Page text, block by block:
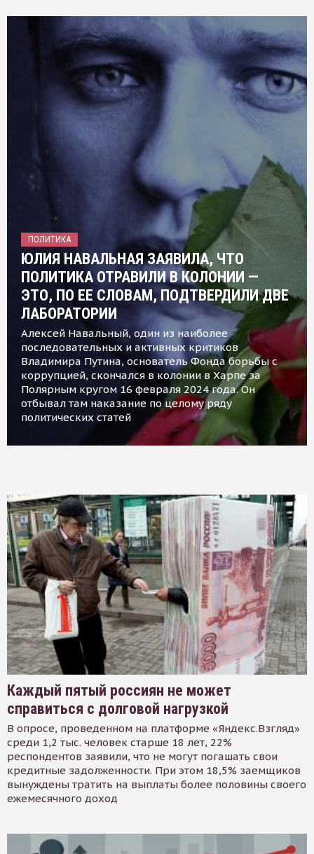
ПОЛИТИКА
ЮЛИЯ НАВАЛЬНАЯ ЗАЯВИЛА, ЧТО
ПОЛИТИКА ОТРАВИЛИ В КОЛОНИИ —
ЭТО, ПО ЕЕ СЛОВАМ, ПОДТВЕРДИЛИ ДВЕ
ЛАБОРАТОРИИ
Алексей Навальный, один из наиболее
последовательных и активных критиков
Владимира Путина, основатель Фонда борьбы с
коррупцией, скончался в колонии в Харпе за
Полярным кругом 16 февраля 2024 года. Он
отбывал там наказание по целому ряду
политических статей
Каждый пятый россиян не может
справиться с долговой нагрузкой
В опросе, проведенном на платформе «Яндекс.Взгляд»
среди 1,2 тыс. человек старше 18 лет, 22%
респондентов заявили, что не могут погашать свои
кредитные задолженности. При этом 18,5% заемщиков
вынуждены тратить на выплаты более половины своего
ежемесячного доход